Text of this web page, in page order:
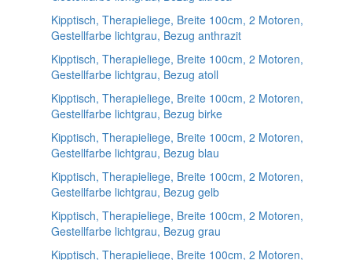
Kipptisch, Therapieliege, Breite 100cm, 2 Motoren,
Gestellfarbe lichtgrau, Bezug anthrazit
Kipptisch, Therapieliege, Breite 100cm, 2 Motoren,
Gestellfarbe lichtgrau, Bezug atoll
Kipptisch, Therapieliege, Breite 100cm, 2 Motoren,
Gestellfarbe lichtgrau, Bezug birke
Kipptisch, Therapieliege, Breite 100cm, 2 Motoren,
Gestellfarbe lichtgrau, Bezug blau
Kipptisch, Therapieliege, Breite 100cm, 2 Motoren,
Gestellfarbe lichtgrau, Bezug gelb
Kipptisch, Therapieliege, Breite 100cm, 2 Motoren,
Gestellfarbe lichtgrau, Bezug grau
Kipptisch, Therapieliege, Breite 100cm, 2 Motoren,